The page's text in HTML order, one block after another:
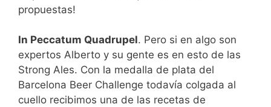
propuestas!
In Peccatum Quadrupel. Pero si en algo son
expertos Alberto y su gente es en esto de las
Strong Ales. Con la medalla de plata del
Barcelona Beer Challenge todavía colgada al
cuello recibimos una de las recetas de